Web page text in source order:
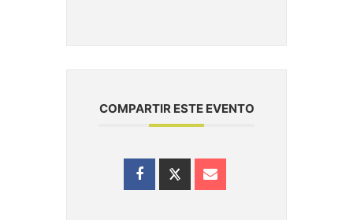
COMPARTIR ESTE EVENTO